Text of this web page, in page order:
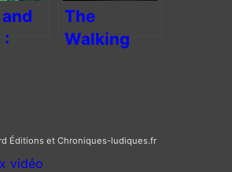
:
est
The
Walking
remarquable
Éditions et Chroniques-ludiques.fr
vidéo